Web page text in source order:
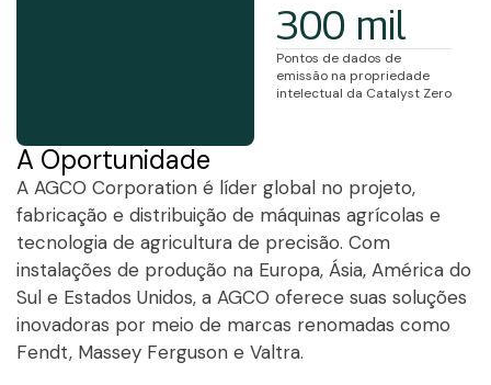
300 mil
Pontos de dados de
emissão na propriedade
intelectual da Catalyst Zero
A Oportunidade
A AGCO Corporation é líder global no projeto,
fabricação e distribuição de máquinas agrícolas e
tecnologia de agricultura de precisão. Com
instalações de produção na Europa, Ásia, América do
Sul e Estados Unidos, a AGCO oferece suas soluções
inovadoras por meio de marcas renomadas como
Fendt, Massey Ferguson e Valtra.